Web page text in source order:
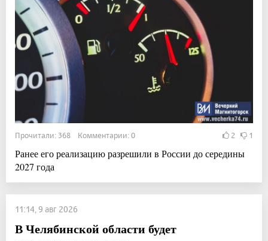
Прочитали: 368 Комментарии: 0 2 1
Ранее его реализацию разрешили в России до середины
2027 года
11:14, 9 авг 2026
В Челябинской области будет